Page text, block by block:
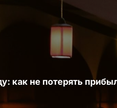
как не потерять